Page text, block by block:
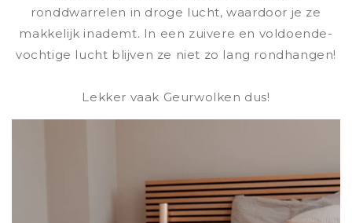
ronddwarrelen in droge lucht, waardoor je ze
makkelijk inademt. In een zuivere en voldoende-
vochtige lucht blijven ze niet zo lang rondhangen!
Lekker vaak Geurwolken dus!